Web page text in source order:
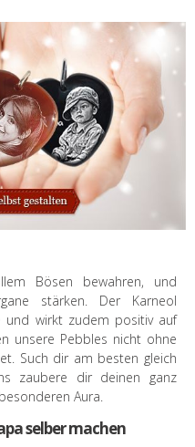
Bösen bewahren, und
stärken. Der Karneol
und wirkt zudem positiv auf
unsere Pebbles nicht ohne
Such dir am besten gleich
zaubere dir deinen ganz
Aura.
selber machen